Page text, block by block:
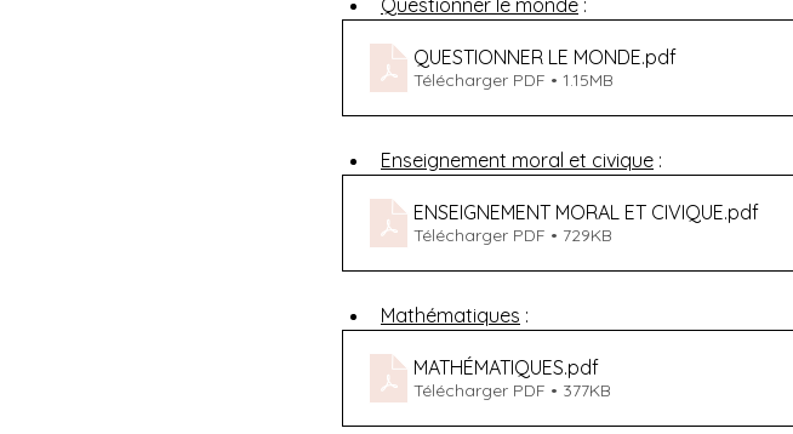
QUESTIONNER LE MONDE.pdf
Télécharger PDF • 1.15MB
Enseignement moral et civique :
ENSEIGNEMENT MORAL ET CIVIQUE.pdf
Télécharger PDF • 729KB
Mathématiques :
MATHÉMATIQUES.pdf
Télécharger PDF • 377KB